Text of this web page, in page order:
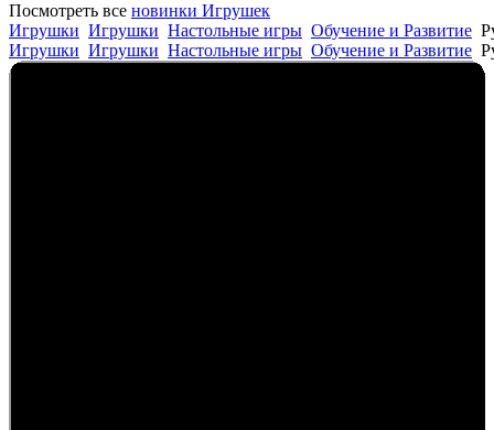
Посмотреть все новинки Игрушек
Игрушки Игрушки Настольные игры Обучение и Развитие
Игрушки Игрушки Настольные игры Обучение и Развитие